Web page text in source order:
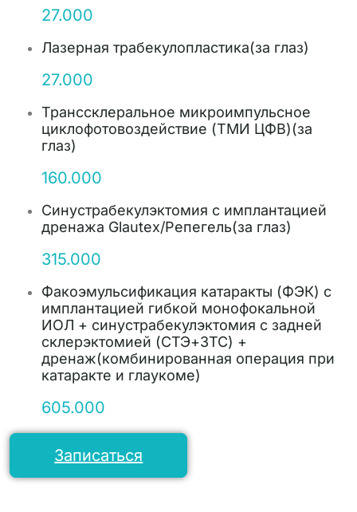
27.000
Лазерная трабекулопластика(за глаз)
27.000
Транссклеральное микроимпульсное
циклофотовоздействие (ТМИ ЦФВ)(за
глаз)
160.000
Синустрабекулэктомия с имплантацией
дренажа Glautex/Репегель(за глаз)
315.000
Факоэмульсификация катаракты (ФЭК) с
имплантацией гибкой монофокальной
ИОЛ + синустрабекулэктомия с задней
склерэктомией (СТЭ+ЗТС) +
дренаж(комбинированная операция при
катаракте и глаукоме)
605.000
Записаться